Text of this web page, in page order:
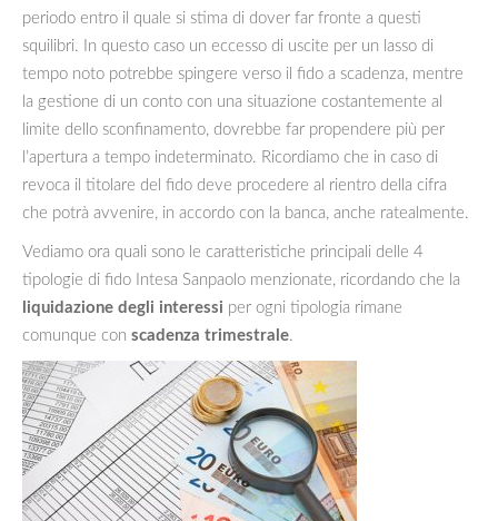
periodo entro il quale si stima di dover far fronte a questi
squilibri. In questo caso un eccesso di uscite per un lasso di
tempo noto potrebbe spingere verso il fido a scadenza, mentre
la gestione di un conto con una situazione costantemente al
limite dello sconfinamento, dovrebbe far propendere più per
l’apertura a tempo indeterminato. Ricordiamo che in caso di
revoca il titolare del fido deve procedere al rientro della cifra
che potrà avvenire, in accordo con la banca, anche ratealmente.
Vediamo ora quali sono le caratteristiche principali delle 4
tipologie di fido Intesa Sanpaolo menzionate, ricordando che la
liquidazione degli interessi per ogni tipologia rimane
comunque con scadenza trimestrale.